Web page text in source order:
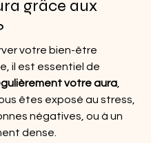
grâce aux
votre bien-être
il est essentiel de
votre aura,
êtes exposé au stress,
négatives, ou à un
dense.